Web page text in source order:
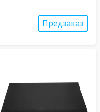
Предзаказ